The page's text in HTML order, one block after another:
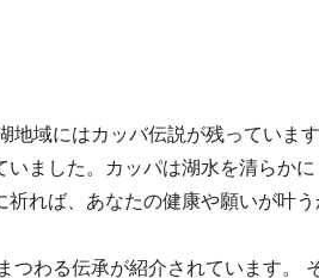
地域にはカッバ伝説が残っていま
ました。カッパは湖水を清らか
れば、あなたの健康や願いが叶
つわる伝承が紹介されています。